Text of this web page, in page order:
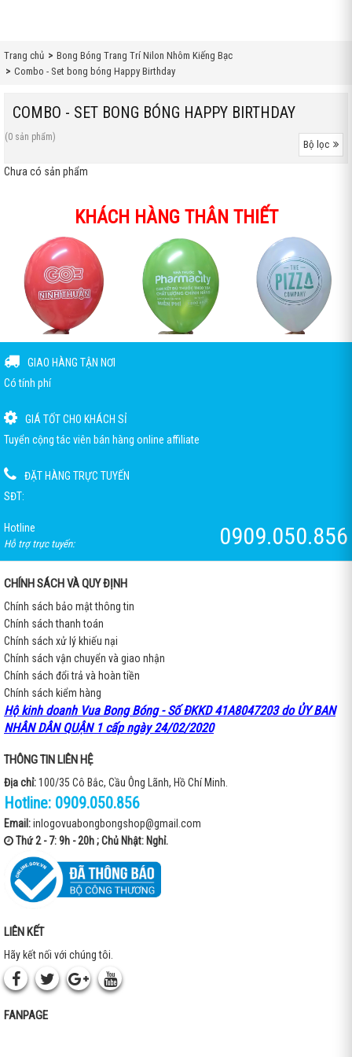
Trang chủ
Bong Bóng Trang Trí Nilon Nhôm Kiếng Bạc
Combo - Set bong bóng Happy Birthday
COMBO - SET BONG BÓNG HAPPY BIRTHDAY
(0 sản phẩm)
Bộ lọc
Chưa có sản phẩm
KHÁCH HÀNG THÂN THIẾT
GIAO HÀNG TẬN NƠI
Có tính phí
GIÁ TỐT CHO KHÁCH SỈ
Tuyển cộng tác viên bán hàng online affiliate
ĐẶT HÀNG TRỰC TUYẾN
SĐT:
Hotline
Hỗ trợ trực tuyến: 0909.050.856
CHÍNH SÁCH VÀ QUY ĐỊNH
Chính sách bảo mật thông tin
Chính sách thanh toán
Chính sách xử lý khiếu nại
Chính sách vận chuyển và giao nhận
Chính sách đổi trả và hoàn tiền
Chính sách kiểm hàng
Hộ kinh doanh Vua Bong Bóng - Số ĐKKD 41A8047203 do ỦY BAN
NHÂN DÂN QUẬN 1 cấp ngày 24/02/2020
THÔNG TIN LIÊN HỆ
Địa chỉ:100/35 Cô Bắc, Cầu Ông Lãnh, Hồ Chí Minh.
Hotline: 0909.050.856
Email:inlogovuabongbongshop@gmail.com
Thứ 2 - 7: 9h - 20h ; Chủ Nhật: Nghỉ.
LIÊN KẾT
Hãy kết nối với chúng tôi.
FANPAGE